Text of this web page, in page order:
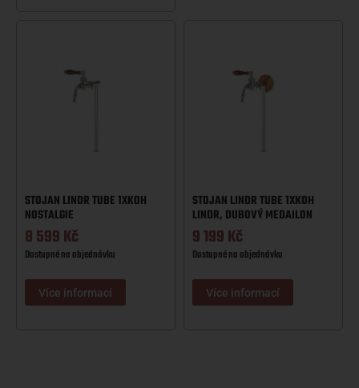
STOJAN LINDR TUBE 1XKOH
NOSTALGIE
8 599Kč
Dostupné na objednávku
Více informací
STOJAN LINDR TUBE 1XKOH
LINDR, DUBOVÝ MEDAILON
9 199Kč
Dostupné na objednávku
Více informací